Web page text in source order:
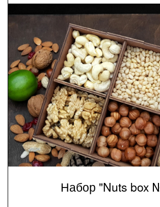
Набор "Nuts box